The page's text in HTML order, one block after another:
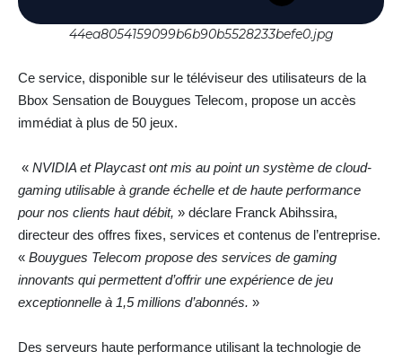
44ea8054159099b6b90b5528233befe0.jpg
Ce service, disponible sur le téléviseur des utilisateurs de la
Bbox Sensation de Bouygues Telecom, propose un accès
immédiat à plus de 50 jeux.
« NVIDIA et Playcast ont mis au point un système de cloud-
gaming utilisable à grande échelle et de haute performance
pour nos clients haut débit, » déclare Franck Abihssira,
directeur des offres fixes, services et contenus de l’entreprise.
« Bouygues Telecom propose des services de gaming
innovants qui permettent d’offrir une expérience de jeu
exceptionnelle à 1,5 millions d’abonnés. »
Des serveurs haute performance utilisant la technologie de